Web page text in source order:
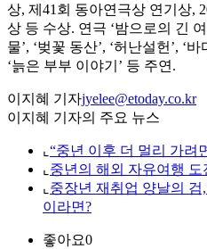
상, 제41회 동아연극상 연기상,
상 등 수상. 연극 ‘밤으로의 긴 여
물’, ‘벚꽃 동산’, ‘허난설헌’, ‘
‘늙은 부부 이야기’ 등 주연.
이지혜 기자jyelee@etoday.co.kr
이지혜 기자의 주요 뉴스
⌞ “중년 이후 더 멀리 가려
⌞ 중년의 해외 자유여행
⌞ 중장년 재취업 양날의
이라면?
좋아요0